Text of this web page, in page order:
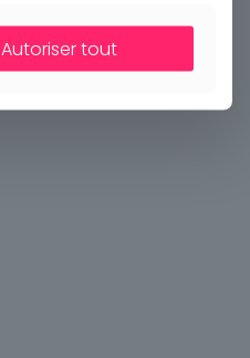
Autoriser tout